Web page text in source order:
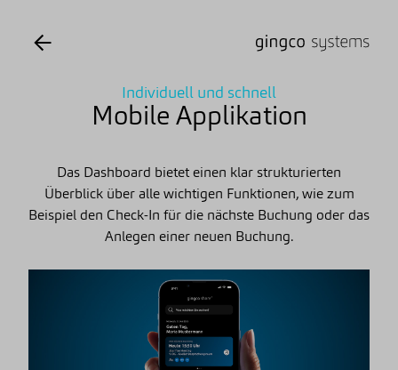
Individuell und schnell
Mobile Applikation
Das Dashboard bietet einen klar strukturierten
Überblick über alle wichtigen Funktionen, wie zum
Beispiel den Check-In für die nächste Buchung oder das
Anlegen einer neuen Buchung.